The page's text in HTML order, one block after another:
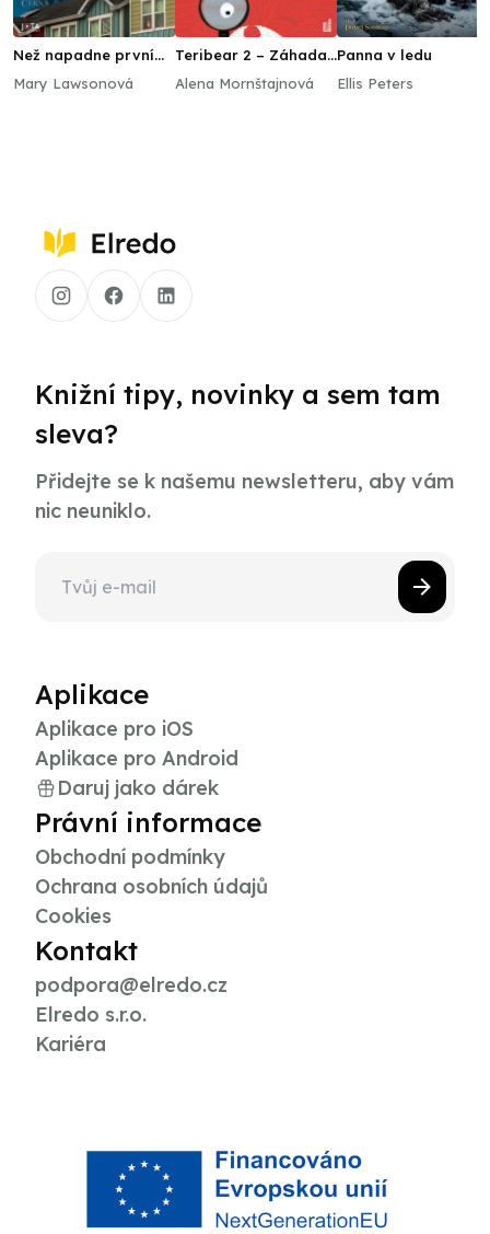
Než napadne první
Mary Lawsonová
Teribear 2 – Záhada
Alena Mornštajnová
Panna v ledu
Ellis Peters
Knižní tipy, novinky a sem tam
sleva?
Přidejte se k našemu newsletteru, aby vám
nic neuniklo.
Aplikace
Aplikace pro iOS
Aplikace pro Android
Daruj jako dárek
Právní informace
Obchodní podmínky
Ochrana osobních údajů
Cookies
Kontakt
podpora@elredo.cz
Elredo s.r.o.
Kariéra